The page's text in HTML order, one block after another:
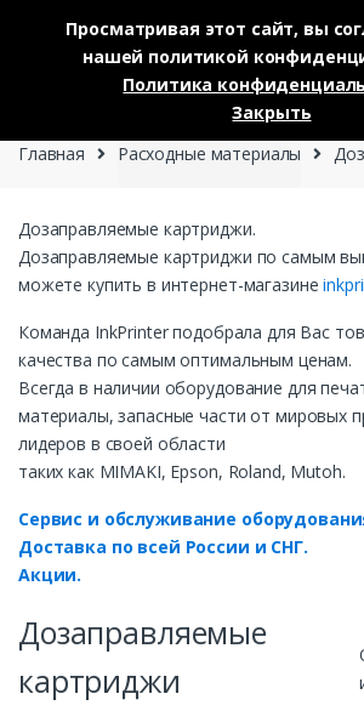
Skip to navigation
Skip to content
Главная Расходные материалы
Дозаправляемые картриджи.
Дозаправляемые картриджи по самым
можете купить в интернет-магазине
Команда InkPrinter подобрала для Вас
качества по самым оптимальным ценам.
Всегда в наличии оборудование для
материалы, запасные части от мировых
лидеров в своей области
таких как MIMAKI, Epson, Roland, Mutoh.
Сервис и обслуживание
Доставка по всей России и СНГ.
Акции.
Дозаправляемые
картриджи
Просматривая этот сайт, вы
нашей политикой
Политика
Закрыть